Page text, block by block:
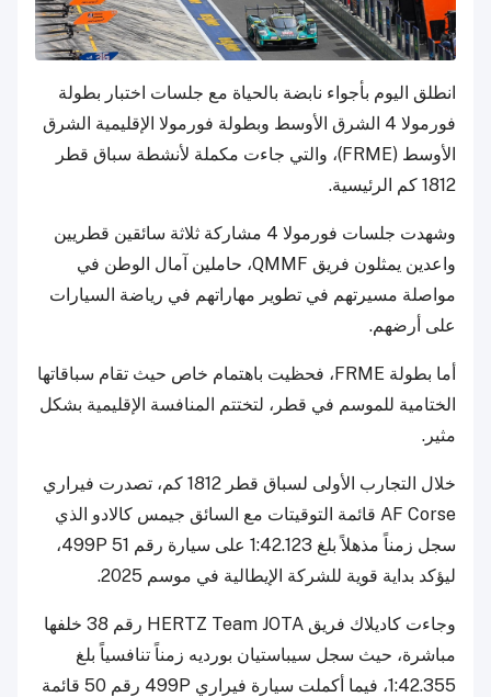
انطلق اليوم بأجواء نابضة بالحياة مع جلسات اختبار بطولة
فورمولا 4 الشرق الأوسط وبطولة فورمولا الإقليمية الشرق
الأوسط (FRME)، والتي جاءت مكملة لأنشطة سباق قطر
1812 كم الرئيسية.
وشهدت جلسات فورمولا 4 مشاركة ثلاثة سائقين قطريين
واعدين يمثلون فريق QMMF، حاملين آمال الوطن في
مواصلة مسيرتهم في تطوير مهاراتهم في رياضة السيارات
على أرضهم.
أما بطولة FRME، فحظيت باهتمام خاص حيث تقام سباقاتها
الختامية للموسم في قطر، لتختتم المنافسة الإقليمية بشكل
مثير.
خلال التجارب الأولى لسباق قطر 1812 كم، تصدرت فيراري
AF Corse قائمة التوقيتات مع السائق جيمس كالادو الذي
سجل زمناً مذهلاً بلغ 1:42.123 على سيارة رقم 51 499P،
ليؤكد بداية قوية للشركة الإيطالية في موسم 2025.
وجاءت كاديلاك فريق HERTZ Team JOTA رقم 38 خلفها
مباشرة، حيث سجل سيباستيان بورديه زمناً تنافسياً بلغ
1:42.355، فيما أكملت سيارة فيراري 499P رقم 50 قائمة